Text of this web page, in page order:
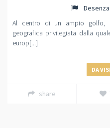
Al centro di un ampio golfo,
geografica privilegiata dalla
europ[...]
DA
share